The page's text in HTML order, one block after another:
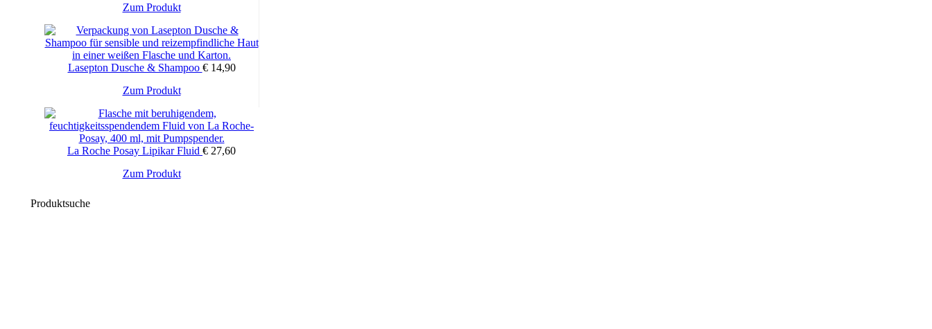
Optionen
können
auf
der
Produktseite
gewählt
werden
Zum ProduktDieses
weist
mehrere
Varianten
auf.
Optionen
können
auf
der
Produktseite
gewählt
werden
Lasepton Dusche & Shampoo €14,90
Zum Produkt
La Roche Posay Lipikar Fluid € 27,60
Zum Produkt
Produktsuche